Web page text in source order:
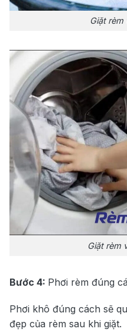
Giặt
Giặt rèm
Bước 4: Phơi rèm đúng
Phơi khô đúng cách sẽ
đẹp của rèm sau khi giặt.